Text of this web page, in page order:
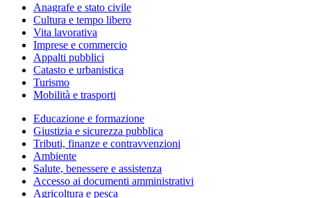
Anagrafe e stato civile
Cultura e tempo libero
Vita lavorativa
Imprese e commercio
Appalti pubblici
Catasto e urbanistica
Turismo
Mobilità e trasporti
Educazione e formazione
Giustizia e sicurezza pubblica
Tributi, finanze e contravvenzioni
Ambiente
Salute, benessere e assistenza
Accesso ai documenti amministrativi
Agricoltura e pesca